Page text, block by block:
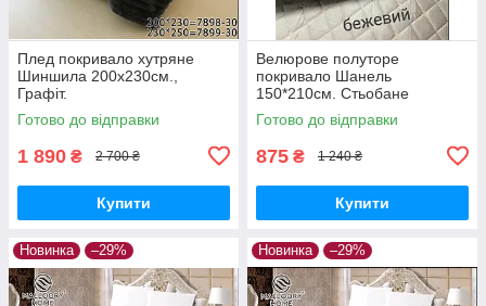
Плед покривало хутряне
Шиншила 200х230см.,
Графіт.
Готово до відправки
1 890 ₴ 2 700 ₴
Купити
Велюрове полуторе
покривало Шанель
150*210см. Стьобане
стильне покривало для
спальні Різні кольори
Готово до відправки
875 ₴ 1 240 ₴
Купити
Новинка –29% Новинка –29%